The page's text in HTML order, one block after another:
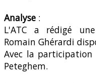
Analyse :
L'ATC a rédigé
Romain Ghérardi
Avec la
Peteghem.